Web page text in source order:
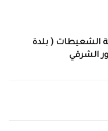
الشعيطات ( بلدة
الشرقي